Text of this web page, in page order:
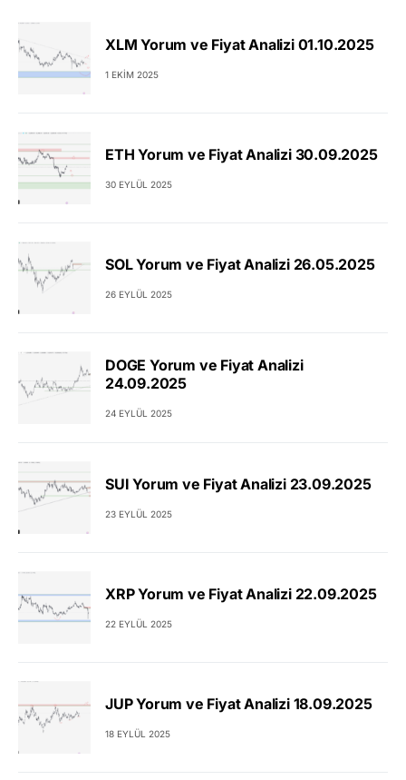
XLM Yorum ve Fiyat Analizi 01.10.2025
1 EKIM 2025
ETH Yorum ve Fiyat Analizi 30.09.2025
30 EYLÜL 2025
SOL Yorum ve Fiyat Analizi 26.05.2025
26 EYLÜL 2025
DOGE Yorum ve Fiyat Analizi
24.09.2025
24 EYLÜL 2025
SUI Yorum ve Fiyat Analizi 23.09.2025
23 EYLÜL 2025
XRP Yorum ve Fiyat Analizi 22.09.2025
22 EYLÜL 2025
JUP Yorum ve Fiyat Analizi 18.09.2025
18 EYLÜL 2025